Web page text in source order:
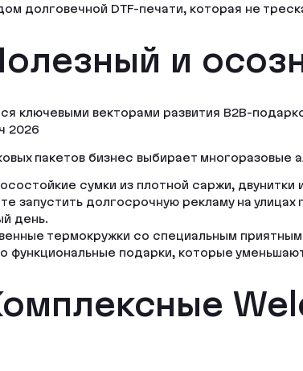
долговечной DTF-печати, которая не
и
ключевыми векторами развития B2B-
2026
пакетов бизнес выбирает многоразовые
сумки из плотной саржи,
запустить долгосрочную рекламу на
день.
термокружки со специальным
подарки, которые